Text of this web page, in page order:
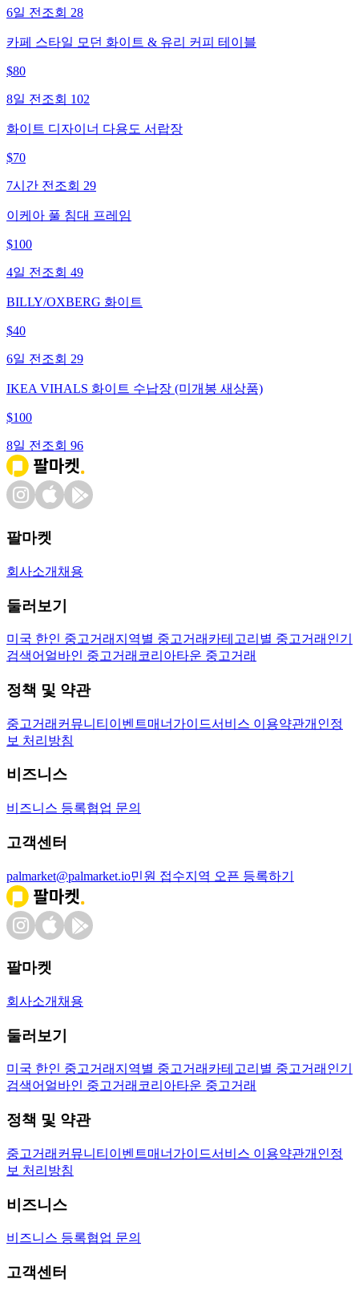
6일 전 조회 28
카페 스타일 모던 화이트 & 유리 커피 테이블
$80
8일 전 조회 102
화이트 디자이너 다용도 서랍장
$70
7시간 전 조회 29
이케아 풀 침대 프레임
$100
4일 전 조회 49
BILLY/OXBERG 화이트
$40
6일 전 조회 29
IKEA VIHALS 화이트 수납장 (미개봉 새상품)
$100
8일 전 조회 96
팔마켓
회사소개 채용
둘러보기
미국 한인 중고거래 지역별 중고거래 카테고리별 중고거래 인기
검색어 얼바인 중고거래 코리아타운 중고거래
정책 및 약관
중고거래 커뮤니티 이벤트매너가이드서비스 이용약관개인정
보 처리방침
비즈니스
비즈니스 등록협업 문의
고객센터
palmarket@palmarket.io민원 접수지역 오픈 등록하기
팔마켓
회사소개 채용
둘러보기
미국 한인 중고거래 지역별 중고거래 카테고리별 중고거래 인기
검색어 얼바인 중고거래 코리아타운 중고거래
정책 및 약관
중고거래 커뮤니티 이벤트매너가이드서비스 이용약관개인정
보 처리방침
비즈니스
비즈니스 등록협업 문의
고객센터